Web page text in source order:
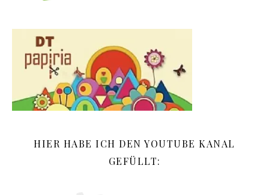
HIER HABE ICH DEN YOUTUBE KANAL
GEFÜLLT: